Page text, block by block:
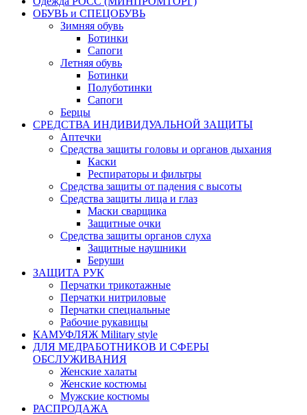
ОБУВЬ и СПЕЦОБУВЬ
Зимняя обувь
Ботинки
Сапоги
Летняя обувь
Ботинки
Полуботинки
Сапоги
Берцы
СРЕДСТВА ИНДИВИДУАЛЬНОЙ ЗАЩИТЫ
Аптечки
Средства защиты головы и органов дыхания
Каски
Респираторы и фильтры
Средства защиты от падения с высоты
Средства защиты лица и глаз
Маски сварщика
Защитные очки
Средства защиты органов слуха
Защитные наушники
Беруши
ЗАЩИТА РУК
Перчатки трикотажные
Перчатки нитриловые
Перчатки специальные
Рабочие рукавицы
КАМУФЛЯЖ Military style
ДЛЯ МЕДРАБОТНИКОВ И СФЕРЫ
ОБСЛУЖИВАНИЯ
Женские халаты
Женские костюмы
Мужские костюмы
РАСПРОДАЖА